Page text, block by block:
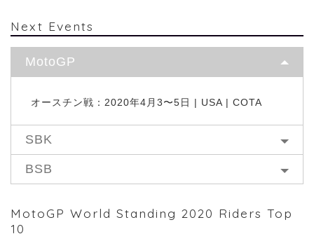
Next Events
MotoGP
オースチン戦：2020年4月3〜5日 | USA | COTA
SBK
BSB
MotoGP World Standing 2020 Riders Top
10